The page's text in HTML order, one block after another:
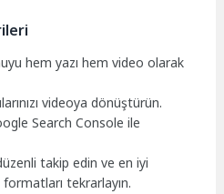
hem yazı hem video olarak
videoya dönüştürün.
Search Console ile
takip edin ve en iyi
tekrarlayın.